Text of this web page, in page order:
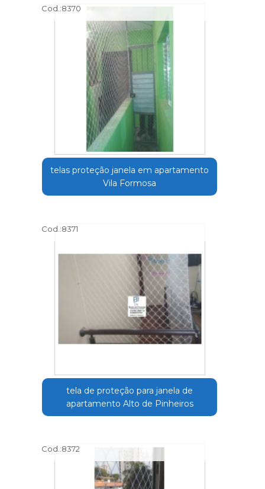
Cod.:8370
telas proteção janela em apartamento
Vila Formosa
Cod.:8371
tela de proteção para janela de
apartamento Alto de Pinheiros
Cod.:8372